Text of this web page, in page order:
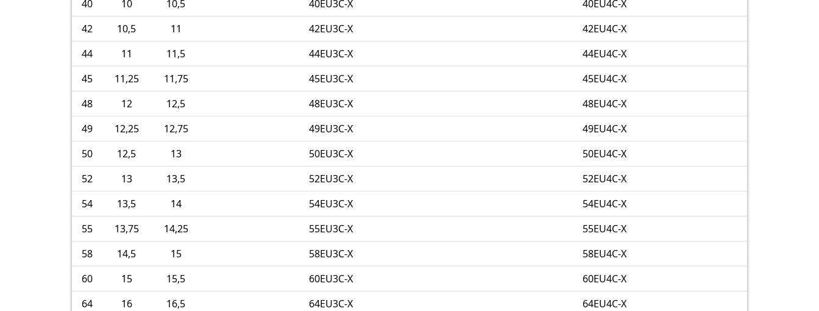
40
10 10,5 40EU3C-X
40EU4C-X
42
10,5 11 42EU3C-X
42EU4C-X
44
11 11,5 44EU3C-X
44EU4C-X
45
11,25 11,75 45EU3C-X
45EU4C-X
48
12 12,5 48EU3C-X
48EU4C-X
49
12,25 12,75 49EU3C-X
49EU4C-X
50
12,5 13 50EU3C-X
50EU4C-X
52
13 13,5 52EU3C-X
52EU4C-X
54
13,5 14 54EU3C-X
54EU4C-X
55
13,75 14,25 55EU3C-X
55EU4C-X
58
14,5 15 58EU3C-X
58EU4C-X
60
15 15,5 60EU3C-X
60EU4C-X
64
16 16,5 64EU3C-X
64EU4C-X